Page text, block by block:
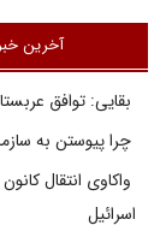
آخرین
بقایی: توافق
چرا پیوستن به
واکاوی انتقال
اسرائیل